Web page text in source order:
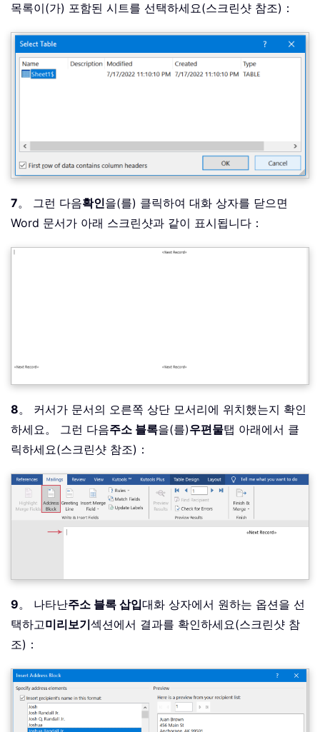
목록이(가) 포함된 시트를 선택하세요(스크린샷 참조)：
7。 그런 다음확인을(를) 클릭하여 대화 상자를 닫으면
Word 문서가 아래 스크린샷과 같이 표시됩니다：
8。 커서가 문서의 오른쪽 상단 모서리에 위치했는지 확인
하세요。 그런 다음주소 블록을(를)우편물탭 아래에서 클
릭하세요(스크린샷 참조)：
9。 나타난주소 블록 삽입대화 상자에서 원하는 옵션을 선
택하고미리보기섹션에서 결과를 확인하세요(스크린샷 참
조)：